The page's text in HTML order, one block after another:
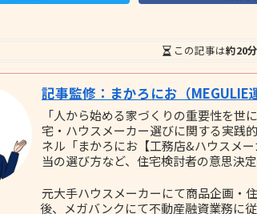
この記事は約20分
記事監修：まかろにお（MEGULIE
「人から始める家づくりの重要性を
宅・ハウスメーカー選びに関する実践
ネル「まかろにお【工務店&ハウスメ
当の選び方など、住宅検討者の意思決
元大手ハウスメーカーにて商品企画・
後、メガバンクにて不動産融資業務に